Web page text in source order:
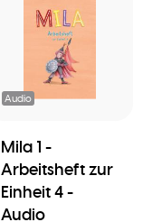
Audio
Mila 1 -
Arbeitsheft zur
Einheit 4 -
Audio